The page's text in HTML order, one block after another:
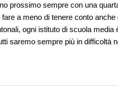
prossimo sempre con una
a meno di tenere conto
ogni istituto di scuola
saremo sempre più in difficoltà